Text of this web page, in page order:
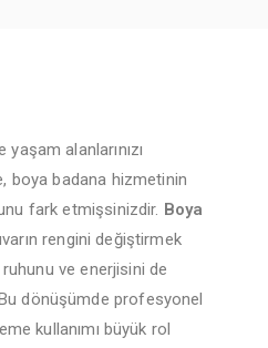
alanlarınızı
boya badana hizmetinin
fark etmişsinizdir. Boya
rengini değiştirmek
ruhunu ve enerjisini de
dönüşümde profesyonel
kullanımı büyük rol